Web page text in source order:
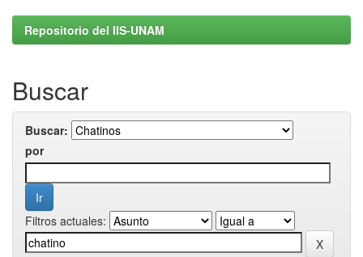
Repositorio del IIS-UNAM
Buscar
Buscar:
por
Filtros actuales: